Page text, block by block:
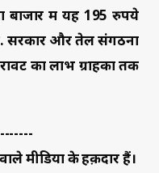
बाजार में यह 195 रुपये
सरकार और तेल संगठनों
का लाभ ग्राहकों तक
मीडिया के हक़दार हैं।